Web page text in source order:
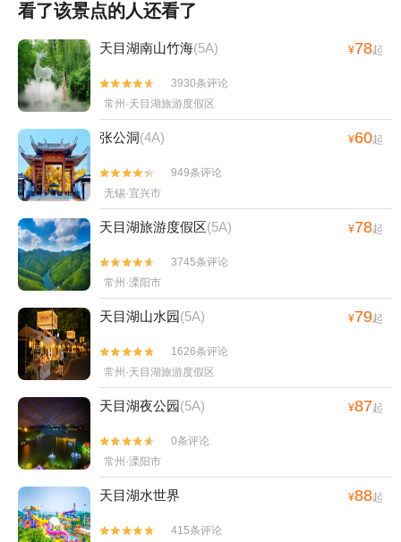
看了该景点的人还看了
天目湖南山竹海(5A) ¥78起


3930条评论
常州·天目湖旅游度假区
张公洞(4A) ¥60起


949条评论
无锡·宜兴市
天目湖旅游度假区(5A) ¥78起


3745条评论
常州·溧阳市
天目湖山水园(5A) ¥79起


1626条评论
常州·天目湖旅游度假区
天目湖夜公园(5A) ¥87起


0条评论
常州·溧阳市
天目湖水世界 ¥88起

 415条评论